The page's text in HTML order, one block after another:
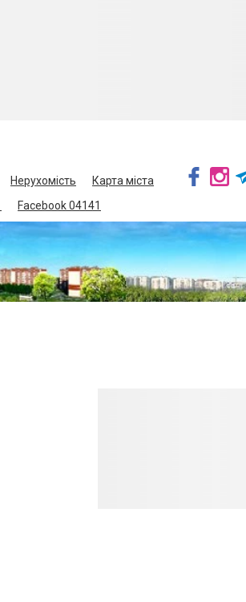
Нерухомість
Карта міста
Facebook 04141